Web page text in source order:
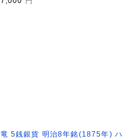
竜 5銭銀貨 明治8年銘(1875年) ハ